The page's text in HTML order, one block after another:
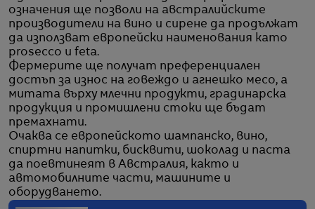
означения ще позволи на австралийските
производители на вино и сирене да продължат
да използват европейски наименования като
prosecco и feta.
Фермерите ще получат преференциален
достъп за износ на говеждо и агнешко месо, а
митата върху млечни продукти, градинарска
продукция и промишлени стоки ще бъдат
премахнати.
Очаква се европейското шампанско, вино,
спиртни напитки, бисквити, шоколад и паста
да поевтинеят в Австралия, както и
автомобилните части, машините и
оборудването.